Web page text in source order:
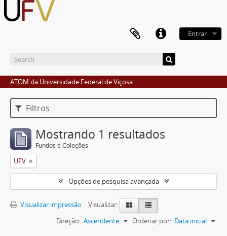
Entrar
ATOM da Universidade Federal de Viçosa
Filtros
Mostrando 1 resultados
Fundos e Coleções
UFV
Opções de pesquisa avançada
Visualizar impressão
Visualizar:
Ordenar por: Data inicial
Direção: Ascendente